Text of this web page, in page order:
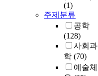
(1)
주제분류
공학
(128)
사회과
학 (70)
예술체